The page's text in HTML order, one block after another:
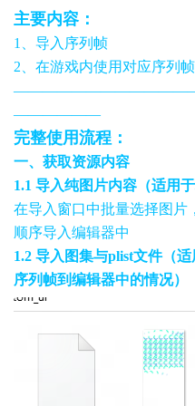
主要内容：
1、导入序列帧
2、在游戏内使用对应序列帧
——————
完整使用流程：
一、获取资源内容
1.1 导入纯图片内容（适用
在导入窗口中批量选择图片
顺序导入编辑器中
1.2 导入图集与plist文件（
序列帧到编辑器中的情况）